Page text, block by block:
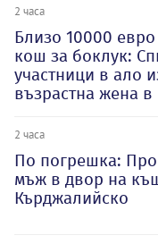
2 часа
Близо 10000
кош за боклук:
участници в ало
възрастна жена
2 часа
По погрешка:
мъж в двор на
Кърджалийско